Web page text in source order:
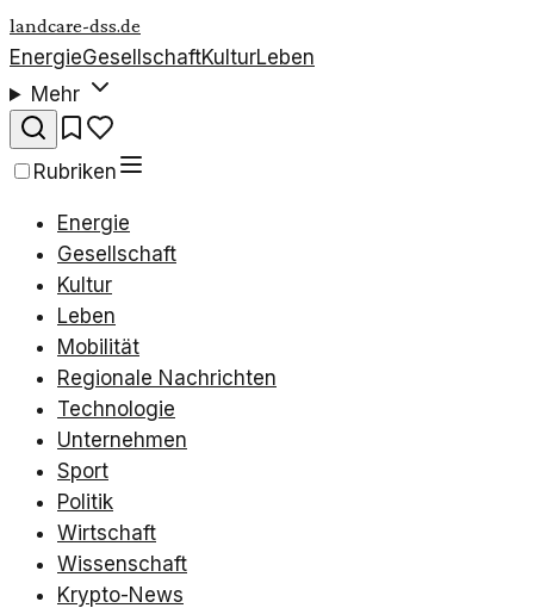
landcare-dss.de
EnergieGesellschaftKulturLeben
Mehr
Rubriken
Energie
Gesellschaft
Kultur
Leben
Mobilität
Regionale Nachrichten
Technologie
Unternehmen
Sport
Politik
Wirtschaft
Wissenschaft
Krypto-News